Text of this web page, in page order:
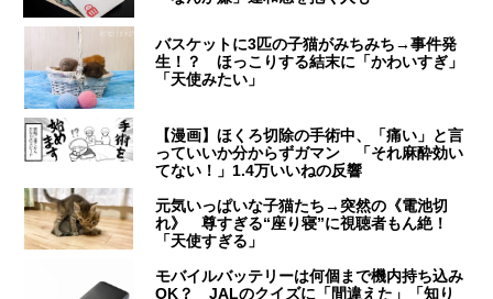
バスケットに3匹の子猫がみちみち→事件発
生！？ ほっこりする結末に「かわいすぎ」
「天使みたい」
【漫画】ほくろ切除の手術中、「痛い」と言
っていいか分からずガマン 「それ麻酔効い
てない！」1.4万いいねの反響
元気いっぱいな子猫たち→突然の《電池切
れ》 尊すぎる“座り寝”に視聴者もん絶！
「天使すぎる」
モバイルバッテリーは何個まで機内持ち込み
OK？ JALのクイズに「間違えた」「知り